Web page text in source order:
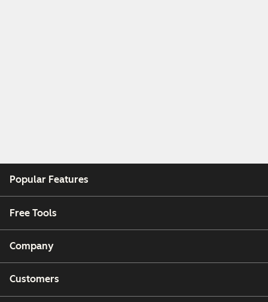
Popular Features
Free Tools
Company
Customers